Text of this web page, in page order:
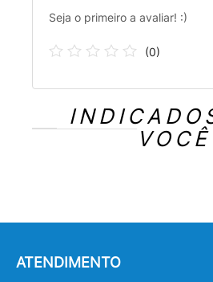
Seja o primeiro a avaliar! :)
(0)
VOCÊ
ATENDIMENTO